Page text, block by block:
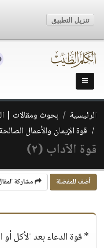
الرئيسية بحوث ومقالات |
قوة الإيمان والأعمال الصالحة
قوة الآداب (٢)
أضف للمفضلة مشاركة
* قوة الدعاء بعد الأكل
تنزيل التطبيق